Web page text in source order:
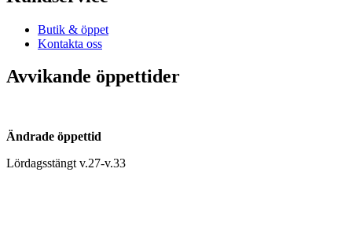
Butik & öppet
Kontakta oss
Avvikande öppettider
Ändrade öppettid
Lördagsstängt v.27-v.33